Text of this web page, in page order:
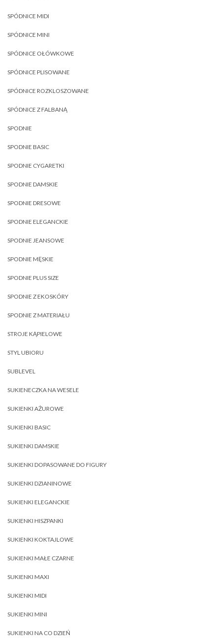
SPÓDNICE MIDI
SPÓDNICE MINI
SPÓDNICE OŁÓWKOWE
SPÓDNICE PLISOWANE
SPÓDNICE ROZKLOSZOWANE
SPÓDNICE Z FALBANĄ
SPODNIE
SPODNIE BASIC
SPODNIE CYGARETKI
SPODNIE DAMSKIE
SPODNIE DRESOWE
SPODNIE ELEGANCKIE
SPODNIE JEANSOWE
SPODNIE MĘSKIE
SPODNIE PLUS SIZE
SPODNIE Z EKOSKÓRY
SPODNIE Z MATERIAŁU
STROJE KĄPIELOWE
STYL UBIORU
SUBLEVEL
SUKIENECZKA NA WESELE
SUKIENKI AŻUROWE
SUKIENKI BASIC
SUKIENKI DAMSKIE
SUKIENKI DOPASOWANE DO FIGURY
SUKIENKI DZIANINOWE
SUKIENKI ELEGANCKIE
SUKIENKI HISZPANKI
SUKIENKI KOKTAJLOWE
SUKIENKI MAŁE CZARNE
SUKIENKI MAXI
SUKIENKI MIDI
SUKIENKI MINI
SUKIENKI NA CO DZIEŃ